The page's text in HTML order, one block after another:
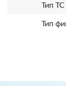
Тип ТС
Тип